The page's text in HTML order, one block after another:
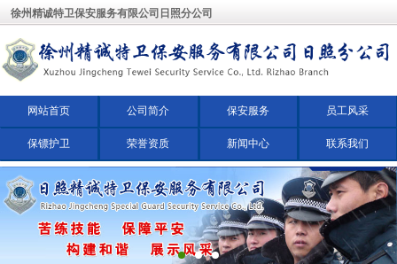
徐州精诚特卫保安服务有限公司日照分公司
网站首页 公司简介 保安服务 员工风采
保镖护卫 荣誉资质 新闻中心 联系我们